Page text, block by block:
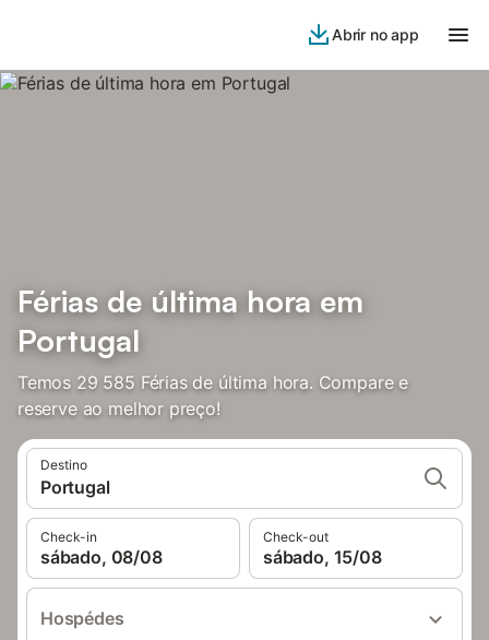
Abrir no app
Férias de última hora em
Portugal
Temos 29 585 Férias de última hora. Compare e
reserve ao melhor preço!
Destino
Portugal
Check-in
sábado, 08/08
Check-out
sábado, 15/08
Hospédes